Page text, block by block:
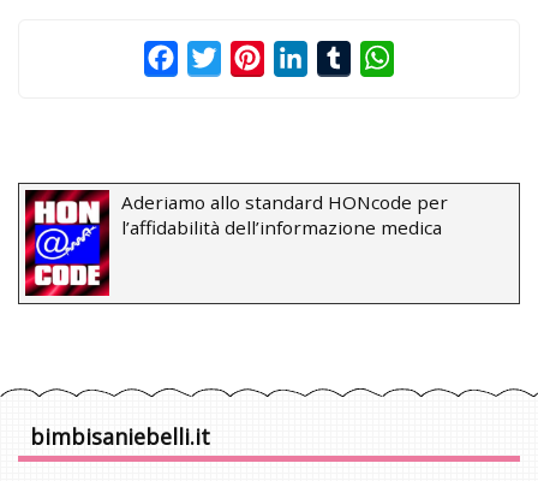
FacebookTwitterPinterestLinkedInTumblr
Aderiamo allo standard HONcode per
l’affidabilità dell’informazione medica
bimbisaniebelli.it